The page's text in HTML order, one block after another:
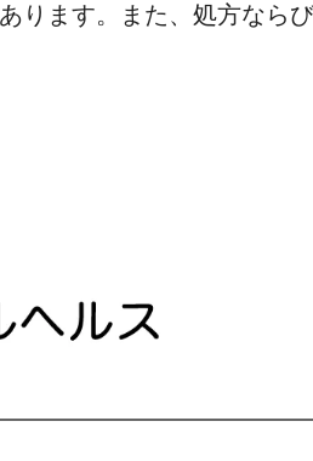
ります。また、処方なら